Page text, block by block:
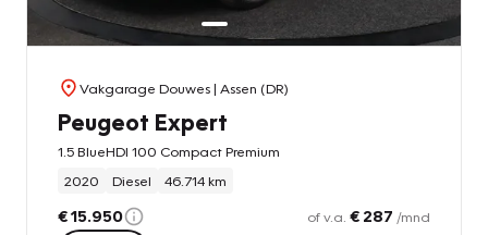
Vakgarage Douwes| Assen (DR)
Peugeot Expert
1.5 BlueHDI 100 Compact Premium
2020
Diesel 46.714 km
€ 15.950 of v.a. € 287 /mnd